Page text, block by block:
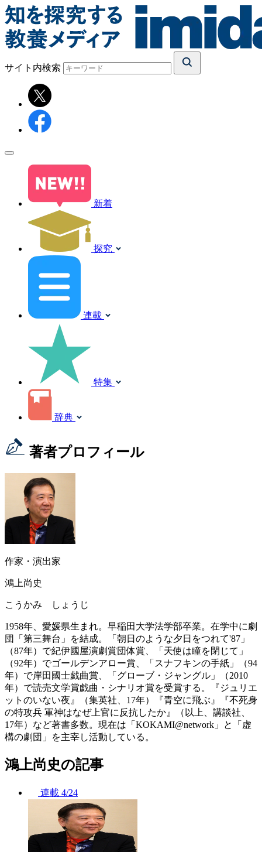
サイト内検索
新着
探究
連載
特集
辞典
著者プロフィール
作家・演出家
鴻上尚史
こうかみ しょうじ
1958年、愛媛県生まれ。早稲田大学法学部卒業。在学中に劇
団「第三舞台」を結成。「朝日のような夕日をつれて'87」
（87年）で紀伊國屋演劇賞団体賞、「天使は瞳を閉じて」
（92年）でゴールデンアロー賞、「スナフキンの手紙」（94
年）で岸田國士戯曲賞、「グローブ・ジャングル」（2010
年）で読売文学賞戯曲・シナリオ賞を受賞する。『ジュリエ
ットのいない夜』（集英社、17年）『青空に飛ぶ』『不死身
の特攻兵 軍神はなぜ上官に反抗したか』（以上、講談社、
17年）など著書多数。現在は「KOKAMI@network」と「虚
構の劇団」を主宰し活動している。
鴻上尚史の記事
連載 4/24